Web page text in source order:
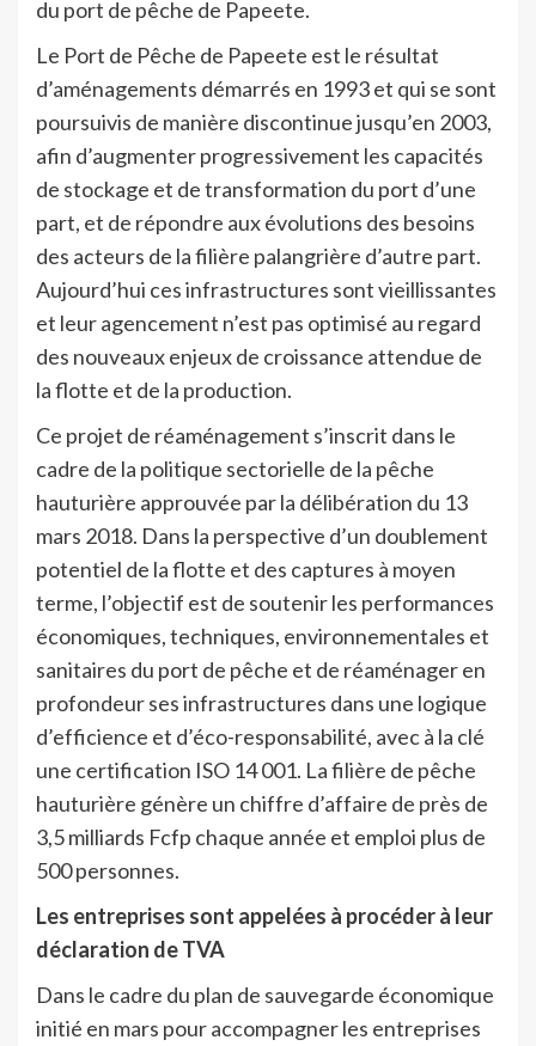
du port de pêche de Papeete.
Le Port de Pêche de Papeete est le résultat
d’aménagements démarrés en 1993 et qui se sont
poursuivis de manière discontinue jusqu’en 2003,
afin d’augmenter progressivement les capacités
de stockage et de transformation du port d’une
part, et de répondre aux évolutions des besoins
des acteurs de la filière palangrière d’autre part.
Aujourd’hui ces infrastructures sont vieillissantes
et leur agencement n’est pas optimisé au regard
des nouveaux enjeux de croissance attendue de
la flotte et de la production.
Ce projet de réaménagement s’inscrit dans le
cadre de la politique sectorielle de la pêche
hauturière approuvée par la délibération du 13
mars 2018. Dans la perspective d’un doublement
potentiel de la flotte et des captures à moyen
terme, l’objectif est de soutenir les performances
économiques, techniques, environnementales et
sanitaires du port de pêche et de réaménager en
profondeur ses infrastructures dans une logique
d’efficience et d’éco-responsabilité, avec à la clé
une certification ISO 14 001. La filière de pêche
hauturière génère un chiffre d’affaire de près de
3,5 milliards Fcfp chaque année et emploi plus de
500 personnes.
Les entreprises sont appelées à procéder à leur
déclaration de TVA
Dans le cadre du plan de sauvegarde économique
initié en mars pour accompagner les entreprises